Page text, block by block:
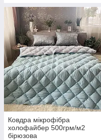
Ковдра мікрофібра
холофайбер 500грм/м2
бірюзова